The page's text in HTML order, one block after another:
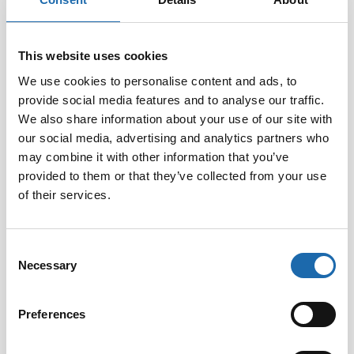
This website uses cookies
We use cookies to personalise content and ads, to
provide social media features and to analyse our traffic.
We also share information about your use of our site with
our social media, advertising and analytics partners who
may combine it with other information that you’ve
provided to them or that they’ve collected from your use
of their services.
Selection
Necessary
Preferences
Toimiiko Softcare Sähköisyydenpoistaja
seinään?
Softcare Sähköisyydenpoistaja toimii kaikilla sähköistyvillä
pinnoilla, niin tekstiileillä kuin kovillakin pinnoilla. Varsinkin
talviaikaan tekokuidut ja muut sähköistyvät pinnat tarttuvat
ja sähköistyvät ilman kuivuudesta johtuen. Softcare
16.07.2015